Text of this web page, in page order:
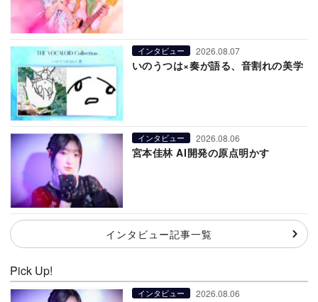
インタビュー 2026.08.07
いのうつは×奏が語る、音割れの美学
インタビュー 2026.08.06
宮本佳林 AI開発の原点明かす
インタビュー記事一覧
Pick Up!
インタビュー 2026.08.06